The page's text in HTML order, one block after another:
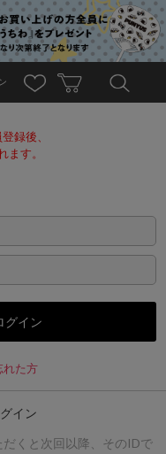
録後、
ます。
れた方
イン
くと次回以降、そのIDで